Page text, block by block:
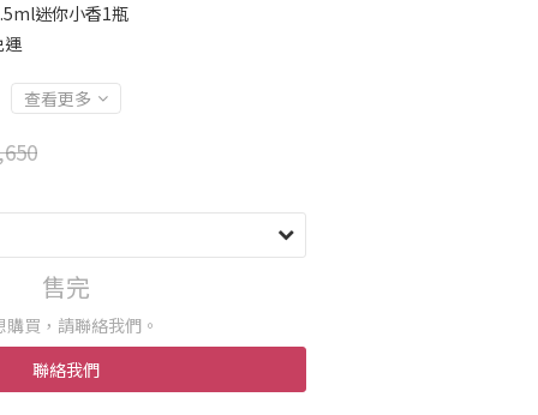
迷你小香1瓶
運
查看更多
售完
購買，請聯絡我們。
聯絡我們